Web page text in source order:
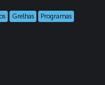
Grelhas
Programas